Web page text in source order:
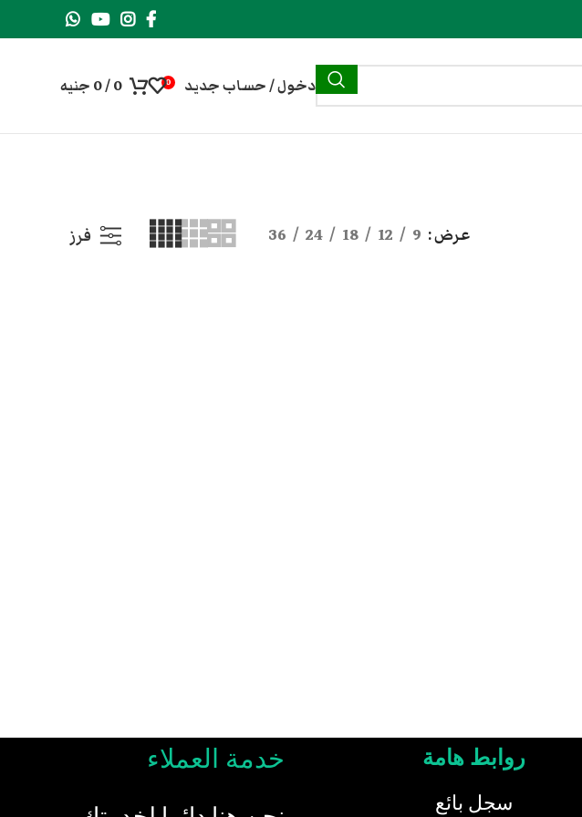
دخول / حساب جديد 0
0
/
0 جنيه
عرض 9
12
18
24
36 فرز
روابط هامة
سجل بائع
خدمة العملاء